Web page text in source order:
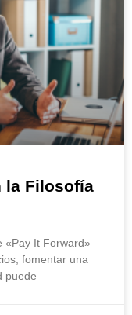
la Filosofía
«Pay It Forward»
fomentar una
puede